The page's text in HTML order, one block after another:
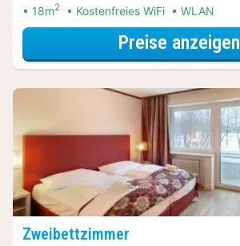
18m2 Kostenfreies WiFi WLAN
Preise anzeigen
Zweibettzimmer